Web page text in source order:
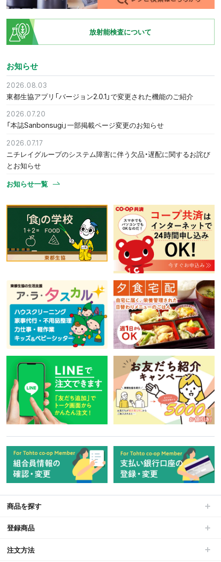
放射能検査について
お知らせ
2026.08.03
東都生協アプリ「バージョン2.0.1」で変更された機能のご紹介
2026.07.20
「本誌Sanbonsugi」一部掲載ページ変更のお知らせ
2026.07.17
ニチレイグループのシステム障害に伴う欠品・遅配に関するお詫び
とお知らせ
お知らせ一覧
商品を探す
登録商品
注文方法